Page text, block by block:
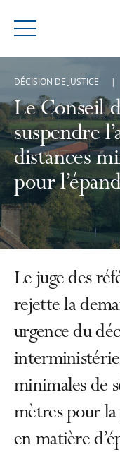
Menu
Le Conseil
suspendre
distances
pour
DÉCISION DE JUSTICE
Le juge des
rejette la
urgence du
minimales de
mètres pour
en matière